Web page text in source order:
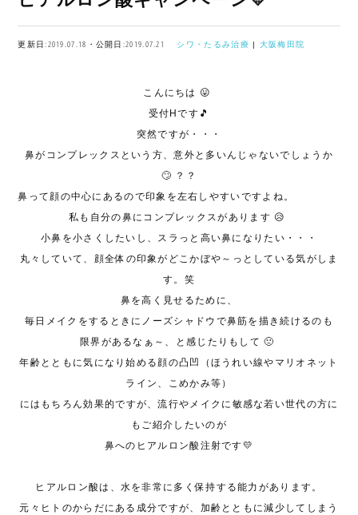
更新日:2019.07.18・公開日:2019.07.21 シワ・たるみ治療 大阪梅田院
こんにちは 😛
受付Hです🎵
突然ですが・・・
鼻がコンプレックスという方、意外と多いんじゃないでしょうか
🙄 ？？
鼻って顔の中心にあるので印象を左右しやすいですよね。
私も自分の鼻にコンプレックスがあります 😥
小鼻を小さくしたいし、スラっと高い鼻になりたい・・・
丸々していて、顔全体の印象がどこかぼや～っとしている気がしま
す。笑
鼻を高く見せるために、
毎日メイクをするときにノーズシャドウで鼻筋を描き続けるのも
限界があるなぁ～、と感じたりもして 🙁
年齢とともに気になり始める顔の凸凹（ほうれい線やマリオネット
ライン、こめかみ等）
にはもちろん効果的ですが、流行やメイクに敏感な若い世代の方に
もご紹介したいのが
鼻へのヒアルロン酸注射です💛
ヒアルロン酸は、水を非常に多く保持する能力があります。
元々ヒトのからだにある成分ですが、加齢とともに減少してしまう